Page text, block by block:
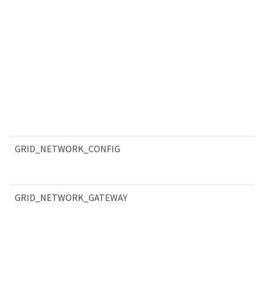
GRID_NETWORK_CONFIG
GRID_NETWORK_GATEWAY